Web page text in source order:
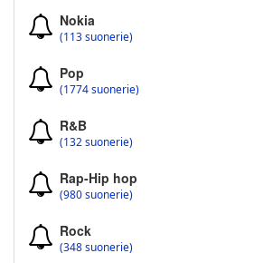
Nokia
(113 suonerie)
Pop
(1774 suonerie)
R&B
(132 suonerie)
Rap-Hip hop
(980 suonerie)
Rock
(348 suonerie)